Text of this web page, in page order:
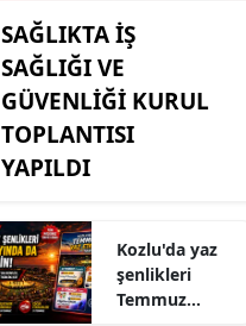
SAĞLIKTA İŞ
SAĞLIĞI VE
GÜVENLİĞİ KURUL
TOPLANTISI
YAPILDI
Kozlu'da yaz
şenlikleri
Temmuz